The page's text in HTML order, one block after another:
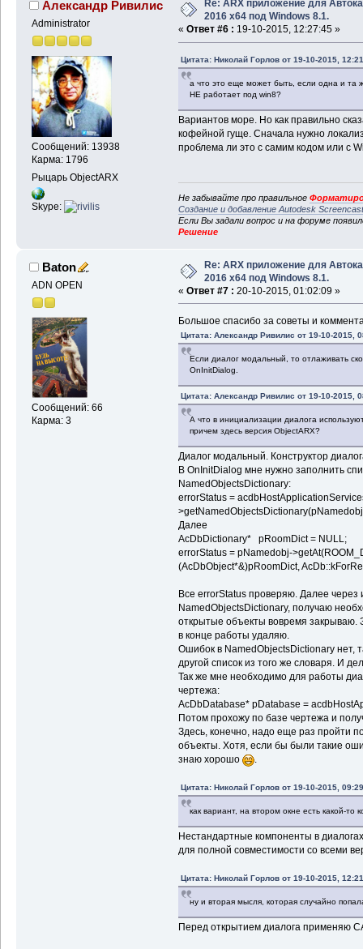
Александр Ривилис
Administrator
Сообщений: 13938
Карма: 1796
Рыцарь ObjectARX
Skype:
Re: ARX приложение для
2016 x64 под Windows 8.1.
« Ответ #6 : 19-10-2015, 12:27:45 »
Цитата: Николай Горлов от 19-10-2015,
а что это еще может быть, если одна и та
НЕ работает под win8?
Вариантов море. Но как правильно
кофейной гуще. Сначала нужно
проблема ли это с самим кодом или с
Не забывайте про правильное
Создание и добавление Autodesk
Если Вы задали вопрос и на форуме
Решение
Baton
ADN OPEN
Сообщений: 66
Карма: 3
Re: ARX приложение для
2016 x64 под Windows 8.1.
« Ответ #7 : 20-10-2015, 01:02:09 »
Большое спасибо за советы и
Цитата: Александр Ривилис от 19-10-2015,
Если диалог модальный, то отлаживать
OnInitDialog.
Цитата: Александр Ривилис от 19-10-2015,
А что в инициализации диалога
причем здесь версия ObjectARX?
Диалог модальный. Конструктор
В OnInitDialog мне нужно заполнить
NamedObjectsDictionary:
errorStatus =
Далее
AcDbDictionary* pRoomDict = NULL;
errorStatus = pNamedobj-
(AcDbObject*&)pRoomDict,
Все errorStatus проверяю. Далее через
NamedObjectsDictionary, получаю
открытые объекты вовремя закрываю.
в конце работы удаляю.
Ошибок в NamedObjectsDictionary нет,
другой список из того же словаря. И
Так же мне необходимо для работы
чертежа:
AcDbDatabase* pDatabase =
Потом прохожу по базе чертежа и
Здесь, конечно, надо еще раз пройти
объекты. Хотя, если бы были такие
знаю хорошо
.
Цитата: Николай Горлов от 19-10-2015,
как вариант, на втором окне есть какой-то
Нестандартные компоненты в
для полной совместимости со всеми
Цитата: Николай Горлов от 19-10-2015,
ну и вторая мысля, которая случайно
Перед открытием диалога применяю